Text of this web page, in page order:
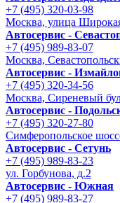
+7 (495) 320-03-98
Москва, улица
Автосервис -
+7 (495) 989-83-07
Москва,
Автосервис -
+7 (495) 320-34-56
Москва, Сиреневый
Автосервис -
+7 (495) 320-27-80
Симферопольское
Автосервис - Сетунь
+7 (495) 989-83-23
ул. Горбунова, д.2
Автосервис - Южная
+7 (495) 989-83-27